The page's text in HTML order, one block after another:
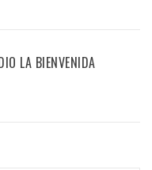
LA BIENVENIDA